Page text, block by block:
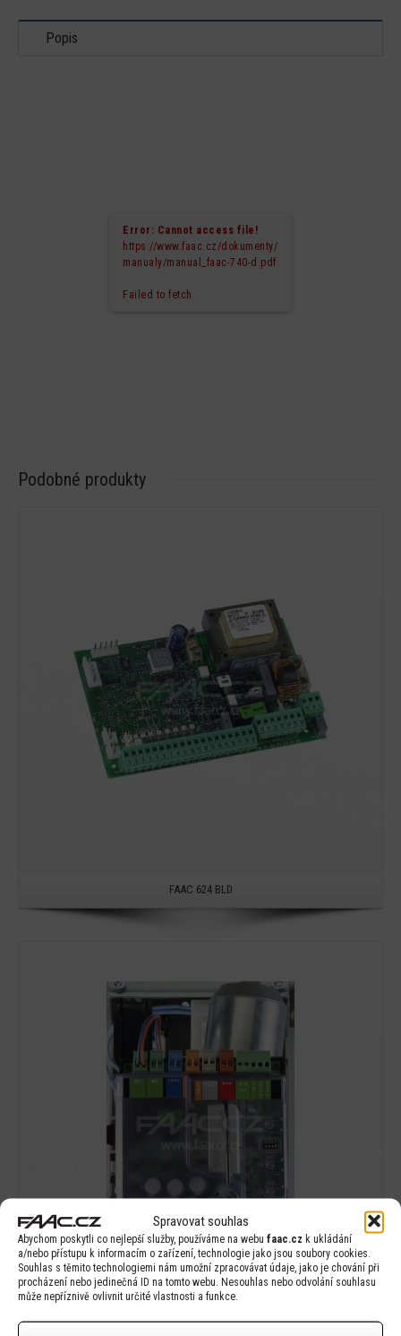
Spravovat souhlas
Abychom poskytli co nejlepší služby, používáme na webu faac.cz k ukládání
a/nebo přístupu k informacím o zařízení, technologie jako jsou soubory cookies.
Souhlas s těmito technologiemi nám umožní zpracovávat údaje, jako je chování při
procházení nebo jedinečná ID na tomto webu. Nesouhlas nebo odvolání souhlasu
může nepříznivě ovlivnit určité vlastnosti a funkce.
Popis
Error: Cannot access file!
https://www.faac.cz/dokumenty/
manualy/manual_faac-740-d.pdf
Failed to fetch
Podobné produkty
FAAC 624 BLD
Detail
FAAC E024 S